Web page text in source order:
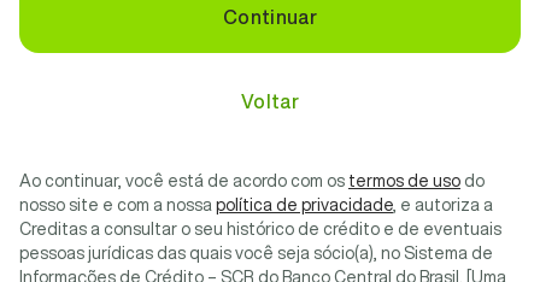
Continuar
Voltar
Ao continuar, você está de acordo com os termos de uso do
nosso site e com a nossa política de privacidade , e autoriza a
Creditas a consultar o seu histórico de crédito e de eventuais
pessoas jurídicas das quais você seja sócio(a), no Sistema de
Informações de Crédito – SCR do Banco Central do Brasil. [Uma